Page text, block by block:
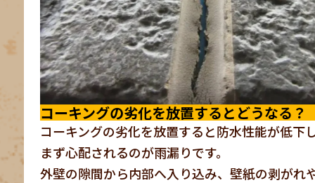
コーキングの劣化を放置するとどうなる？
コーキングの劣化を放置すると防水性能が低下
まず心配されるのが雨漏りです。
外壁の隙間から内部へ入り込み、壁紙の剥がれ